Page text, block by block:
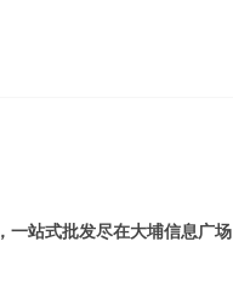
一站式批发尽在大埔信息广场